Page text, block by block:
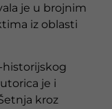
je u brojnim
iz oblasti
historijskog
je i
kroz